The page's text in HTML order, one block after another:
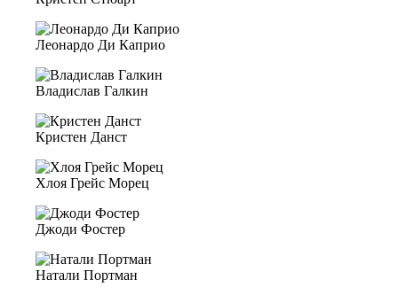
Леонардо Ди Каприо
Владислав Галкин
Кристен Данст
Хлоя Грейс Морец
Джоди Фостер
Натали Портман